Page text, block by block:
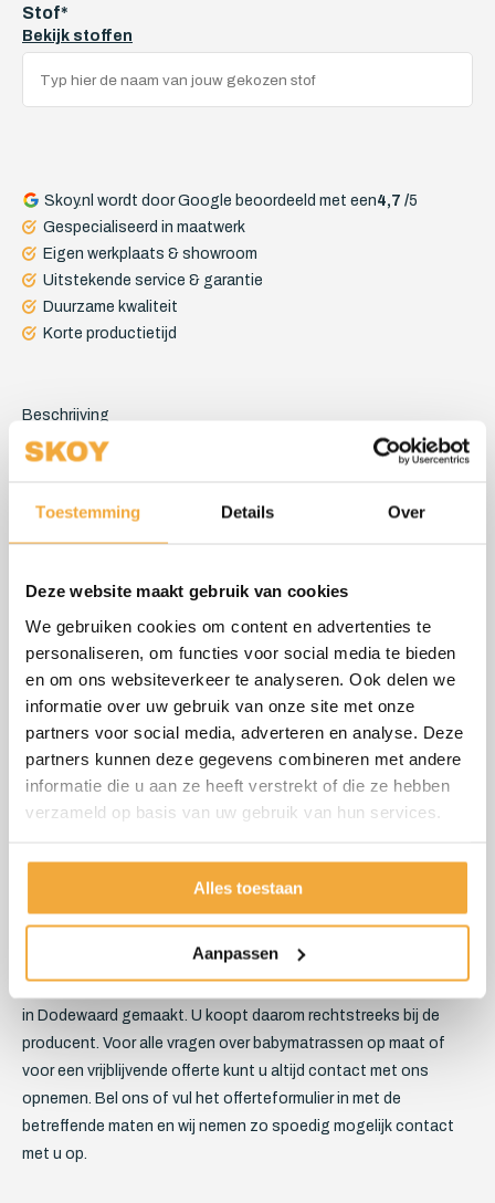
Toestemming Details Over
Deze website maakt gebruik van cookies
We gebruiken cookies om content en advertenties te
personaliseren, om functies voor social media te bieden
en om ons websiteverkeer te analyseren. Ook delen we
informatie over uw gebruik van onze site met onze
partners voor social media, adverteren en analyse. Deze
partners kunnen deze gegevens combineren met andere
informatie die u aan ze heeft verstrekt of die ze hebben
verzameld op basis van uw gebruik van hun services.
Alles toestaan
Aanpassen
Stof*
Bekijk stoffen
Skoy.nl wordt door Google beoordeeld met een4,7 /5
Gespecialiseerd in maatwerk
Eigen werkplaats & showroom
Uitstekende service & garantie
Duurzame kwaliteit
Korte productietijd
Beschrijving
Wiegmatras
Verdient uw kind niet de allerbeste matras? Skoy levert
waarde, hoe slijtvaster, zwaarder en stugger de matras is.
Precies de kwaliteit die uw kind verdient dus.
De babymatrassen op maat van Skoy worden gemaakt van
schuimrubber, polyether en koudschuim en u heeft de keuze uit
een flink aantal verschillende meubelstoffen en
bekledingsstoffen. Allemaal direct uit voorraad leverbaar. Aan
iedere wens kan daarom snel en efficiënt voldaan worden.
Afwijkende formaten, bijzondere vormen, rondingen of
het lichaam van uw kroost vormen, kunnen ook geleverd
worden. Net als reguliere matrassen trouwens.
in Dodewaard gemaakt. U koopt daarom rechtstreeks bij de
producent. Voor alle vragen over babymatrassen op maat of
voor een vrijblijvende offerte kunt u altijd contact met ons
opnemen. Bel ons of vul het offerteformulier in met de
betreffende maten en wij nemen zo spoedig mogelijk contact
met u op.